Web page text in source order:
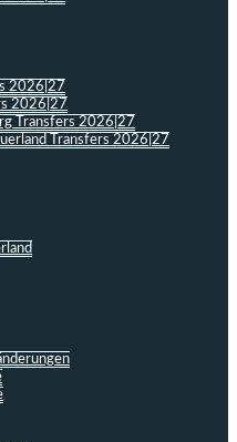
2026|27
2026|27
Transfers 2026|27
Transfers 2026|27